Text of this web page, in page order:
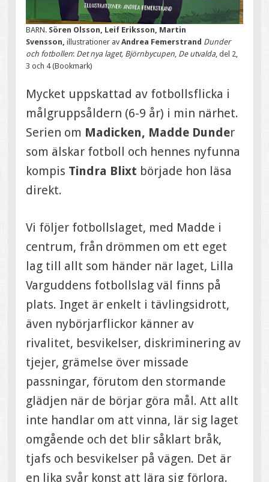
BARN. Sören Olsson, Leif Eriksson, Martin
Svensson, illustrationer avAndrea Femerstrand Dunder
och fotbollen: Det nya laget, Björnbycupen, De utvalda, del 2,
3 och 4 (Bookmark)
Mycket uppskattad av fotbollsflicka i
målgruppsåldern (6-9 år) i min närhet.
Serien om Madicken, Madde Dunder
som älskar fotboll och hennes nyfunna
kompis Tindra Blixt började hon läsa
direkt.
Vi följer fotbollslaget, med Madde i
centrum, från drömmen om ett eget
lag till allt som händer när laget, Lilla
Varguddens fotbollslag väl finns på
plats. Inget är enkelt i tävlingsidrott,
även nybörjarflickor känner av
rivalitet, besvikelser, diskriminering av
tjejer, grämelse över missade
passningar, förutom den stormande
glädjen när de börjar göra mål. Att allt
inte handlar om att vinna, lär sig laget
omgående och det blir såklart bråk,
tjafs och besvikelser på vägen. Det är
en lika svår konst att lära sig förlora.